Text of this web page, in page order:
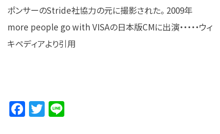
ポンサーのStride社協力の元に撮影された。 2009年
more people go with VISAの日本版CMに出演・・・・・ウィ
キペディアより引用
Facebook
Twitter